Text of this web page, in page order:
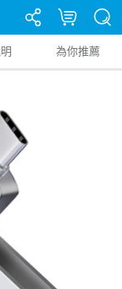
為你推薦